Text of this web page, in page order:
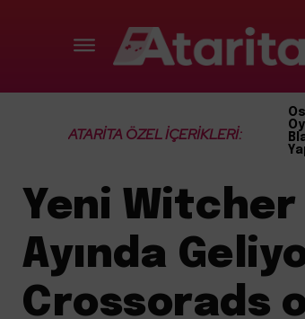
ATARİTA ÖZEL İÇERİKLERİ:
Yeni Witcher
Ayında
Crossorads